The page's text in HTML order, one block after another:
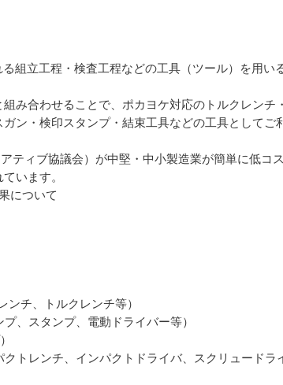
組立工程・検査工程などの工具（ツール）を用
み合わせることで、ポカヨケ対応のトルクレンチ
ン・検印スタンプ・結束工具などの工具としてご
ティブ協議会）が中堅・中小製造業が簡単に低コ
います。
について
ンチ、トルクレンチ等）
、スタンプ、電動ドライバー等）
トレンチ、インパクトドライバ、スクリュードラ